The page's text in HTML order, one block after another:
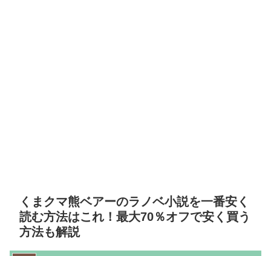
くまクマ熊ベアーのラノベ小説を一番安く
読む方法はこれ！最大70％オフで安く買う
方法も解説